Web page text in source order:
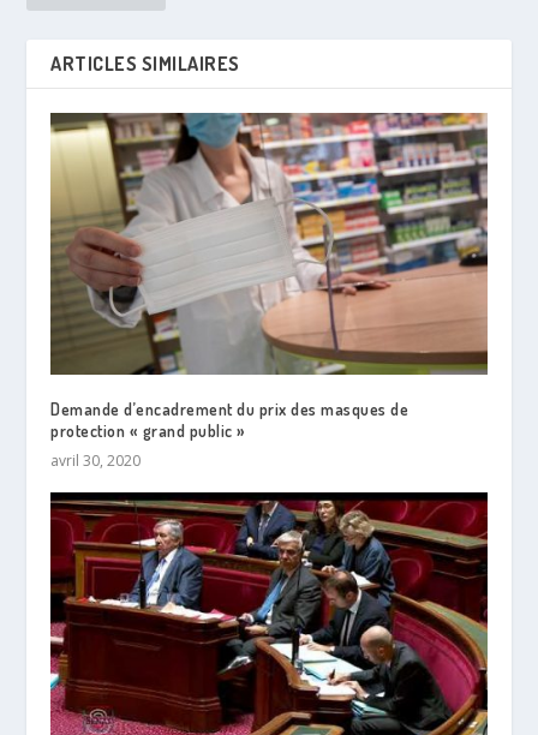
ARTICLES SIMILAIRES
Demande d’encadrement du prix des masques de
protection « grand public »
avril 30, 2020